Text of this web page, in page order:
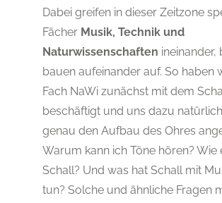
Dabei greifen in dieser Zeitzone
Fächer Musik, Technik und
Naturwissenschaften ineinander,
bauen aufeinander auf. So haben
Fach NaWi zunächst mit dem
beschäftigt und uns dazu
genau den Aufbau des Ohres
Warum kann ich Töne hören? Wie
Schall? Und was hat Schall mit
tun? Solche und ähnliche Fragen